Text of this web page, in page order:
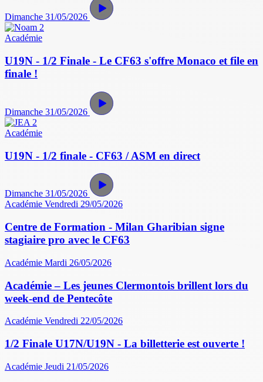
Dimanche 31/05/2026
Académie
U19N - 1/2 Finale - Le CF63 s'offre Monaco et file en
finale !
Dimanche 31/05/2026
Académie
U19N - 1/2 finale - CF63 / ASM en direct
Dimanche 31/05/2026
Académie Vendredi 29/05/2026
Centre de Formation - Milan Gharibian signe
stagiaire pro avec le CF63
Académie Mardi 26/05/2026
Académie – Les jeunes Clermontois brillent lors du
week-end de Pentecôte
Académie Vendredi 22/05/2026
1/2 Finale U17N/U19N - La billetterie est ouverte !
Académie Jeudi 21/05/2026